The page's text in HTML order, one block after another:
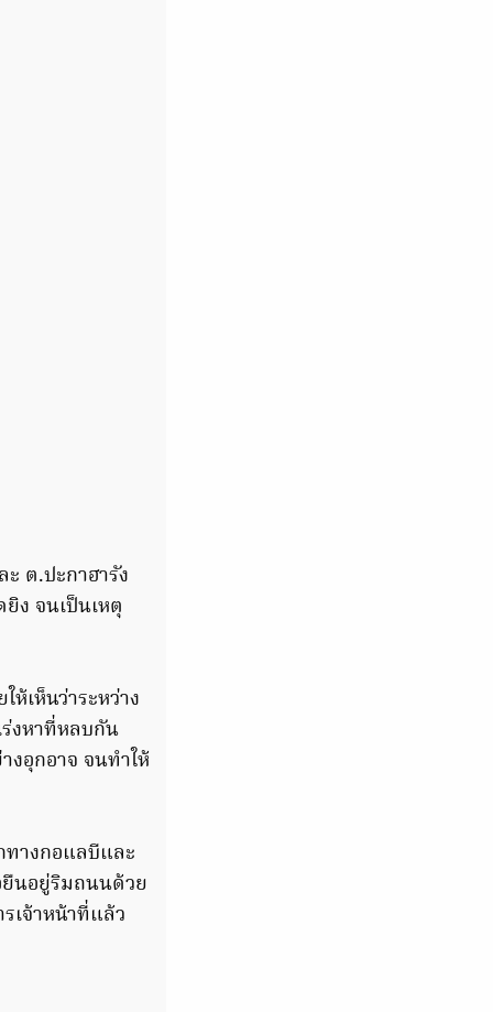
ต.ปะกาฮารัง
ง จนเป็นเหตุ
เห็นว่าระหว่าง
งหาที่หลบกัน
อุกอาจ จนทำให้
างกอแลบีและ
นอยู่ริมถนนด้วย
เจ้าหน้าที่แล้ว